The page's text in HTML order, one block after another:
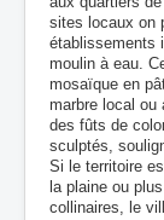
sites locaux on
établissements
moulin à eau.
mosaïque en
marbre local ou
des fûts de
sculptés,
Si le territoire
la plaine ou
collinaires, le